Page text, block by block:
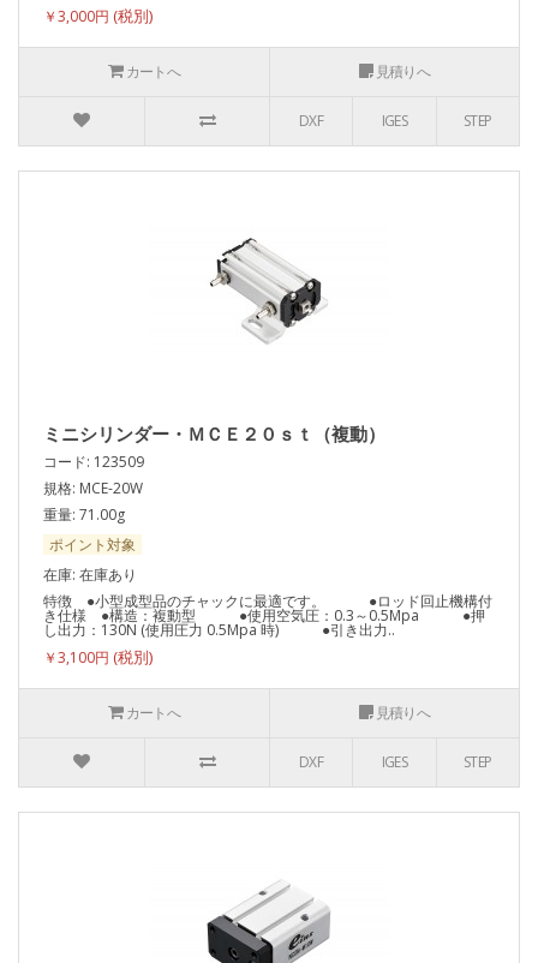
￥3,000円
カートへ 見積りへ
DXF IGES STEP
ミニシリンダー・ＭＣＥ２０ｓｔ（複動）
コード: 123509
規格: MCE-20W
重量: 71.00g
ポイント対象
在庫: 在庫あり
特徴 ●小型成型品のチャックに最適です。 ●ロッド回止機構付
き仕様 ●構造：複動型 ●使用空気圧：0.3～0.5Mpa ●押
し出力：130N (使用圧力 0.5Mpa 時) ●引き出力..
￥3,100円
カートへ 見積りへ
DXF IGES STEP